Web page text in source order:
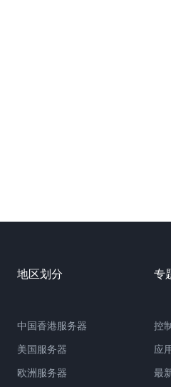
地区划分
中国香港服务器
美国服务器
欧洲服务器
专
控
应
最